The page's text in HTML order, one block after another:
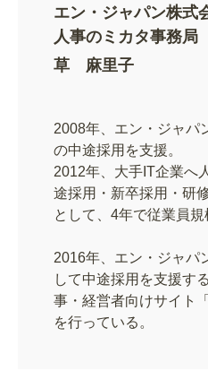
エン・ジャパン株式
人事のミカタ事務局
草 麻里子
2008年、エン・ジャパ
の中途採用を支援。
2012年、大手IT企業へ
途採用・新卒採用・研
として、4年で従業員規
2016年、エン・ジャパ
して中途採用を支援す
事・経営者向けサイト
を行っている。